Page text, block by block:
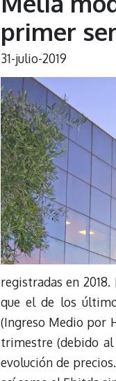
primer
31-julio-2019
registradas en
que el de los
(Ingreso Medio por
trimestre (debido
evolución de